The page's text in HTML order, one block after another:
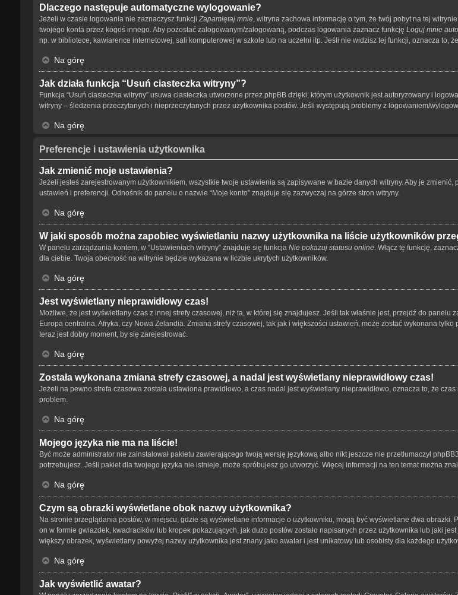
Dlaczego następuje automatyczne wylogowanie?
Jeżeli w czasie logowania nie zaznaczysz funkcji Zapamiętaj mnie, witryna zachowa informację o tym, że twój pobyt na tej
twojego konta przez kogoś innego. Aby pozostać zalogowanym/zalogowaną, podczas logowania zaznacz funkcję Loguj mnie
np. w bibliotece, kawiarence internetowej, sali komputerowej w szkole lub na uczelni itp. Jeśli nie widzisz tej funkcji, oznacza to, że
Na górę
Jak działa funkcja “Usuń ciasteczka witryny”?
Funkcja “Usuń ciasteczka witryny” usuwa ciasteczka utworzone przez phpBB dzięki, którym użytkownik jest autoryzowany i
witryny – śledzenia przeczytanych i nieprzeczytanych przez użytkownika postów. Jeśli występują problemy z logowaniem/
Na górę
Preferencje i ustawienia użytkownika
Jak zmienić moje ustawienia?
Jeżeli jesteś zarejestrowanym użytkownikiem, wszystkie twoje ustawienia są zapisywane w bazie danych witryny. Aby je
ustawień i preferencji. Odnośnik do panelu o nazwie “Moje konto” znajduje się zazwyczaj na górze stron witryny.
Na górę
W jaki sposób można zapobiec wyświetlaniu nazwy użytkownika na liście użytkowników
W panelu zarządzania kontem, w “Ustawieniach witryny” znajduje się funkcja Nie pokazuj statusu online. Włącz tę funkcję,
dla ciebie. Twoja obecność na witrynie będzie wykazana w liczbie ukrytych użytkowników.
Na górę
Jest wyświetlany nieprawidłowy czas!
Możliwe, że jest wyświetlany czas z innej strefy czasowej, niż ta, w której się znajdujesz. Jeśli tak właśnie jest, przejdź do
Europa centralna, Afryka, czy Nowa Zelandia. Zmiana strefy czasowej, tak jak i większości ustawień, może zostać wykonana
teraz jest dobry moment, by się zarejestrować.
Na górę
Została wykonana zmiana strefy czasowej, a nadal jest wyświetlany nieprawidłowy czas!
Jeżeli na pewno strefa czasowa została ustawiona prawidłowo, a czas nadal jest wyświetlany nieprawidłowo, oznacza to, że
problem.
Na górę
Mojego języka nie ma na liście!
Być może administrator nie zainstalował pakietu zawierającego twoją wersję językową albo nikt jeszcze nie przetłumaczył
potrzebujesz. Jeśli pakiet dla twojego języka nie istnieje, może spróbujesz go utworzyć. Więcej informacji na ten temat można
Na górę
Czym są obrazki wyświetlane obok nazwy użytkownika?
Na stronie przeglądania postów, w miejscu, gdzie są wyświetlane informacje o użytkowniku, mogą być wyświetlane dwa
on w formie gwiazdek, kwadracików lub kropek pokazujących, jak dużo postów zostało napisanych przez użytkownika lub jaki
większy obrazek, wyświetlany powyżej nazwy użytkownika jest znany jako awatar i jest unikatowy lub osobisty dla każdego
Na górę
Jak wyświetlić awatar?